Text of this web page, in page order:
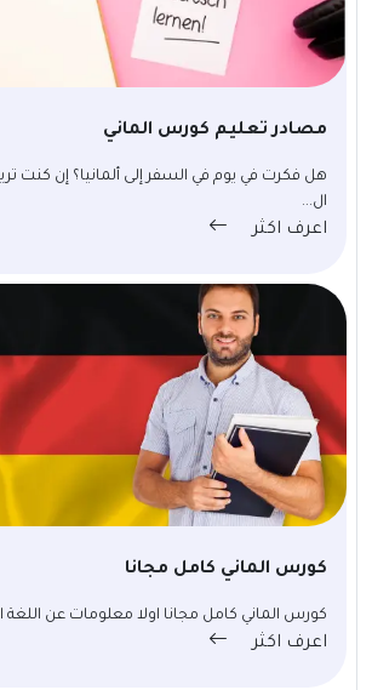
مصادر تعليم كورس الماني
هل فكرت في يوم في السفر إلى ألمانيا؟ إن كنت
ال...
اعرف اكثر
كورس الماني كامل مجانا
كورس الماني كامل مجانا اولا معلومات عن اللغة
اعرف اكثر